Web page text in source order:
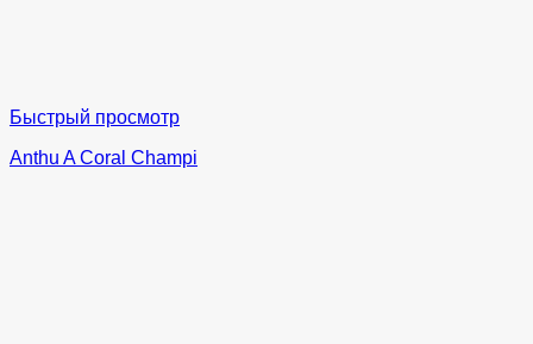
Быстрый просмотр
Anthu A Coral Champi